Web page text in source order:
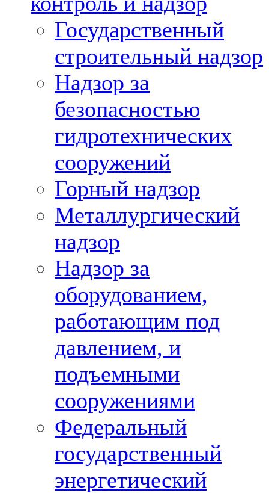
Государственный
строительный надзор
Надзор за
безопасностью
гидротехнических
сооружений
Горный надзор
Металлургический
надзор
Надзор за
оборудованием,
работающим под
давлением, и
подъемными
сооружениями
Федеральный
государственный
энергетический